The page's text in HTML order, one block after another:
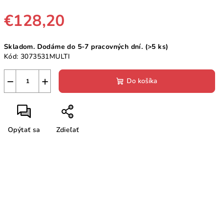
€128,20
cena:
Skladom. Dodáme do 5-7 pracovných dní. (>5 ks)
Kód: 3073531MULTI
+
− Do košíka
Opýtať sa Zdieľať